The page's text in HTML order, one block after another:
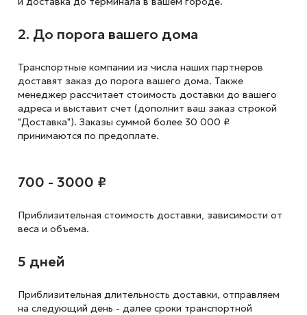
2. До порога вашего дома
Транспортные компании из числа наших партнеров
доставят заказ до порога вашего дома. Также
менеджер рассчитает стоимость доставки до вашего
адреса и выставит счет (дополнит ваш заказ строкой
"Доставка"). Заказы суммой более 30 000 ₽
принимаются по предоплате.
700 - 3000 ₽
Приблизительная стоимость доставки, зависимости от
веса и объема.
5 дней
Приблизительная длительность доставки, отправляем
на следующий день - далее сроки транспортной